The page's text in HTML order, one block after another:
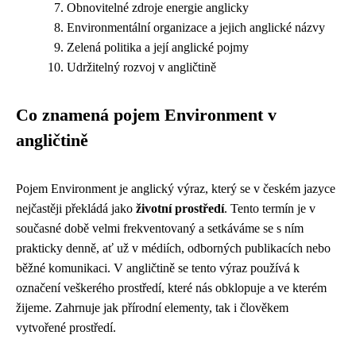
Obnovitelné zdroje energie anglicky
Environmentální organizace a jejich anglické názvy
Zelená politika a její anglické pojmy
Udržitelný rozvoj v angličtině
Co znamená pojem Environment v
angličtině
Pojem Environment je anglický výraz, který se v českém jazyce
nejčastěji překládá jako životní prostředí. Tento termín je v
současné době velmi frekventovaný a setkáváme se s ním
prakticky denně, ať už v médiích, odborných publikacích nebo
běžné komunikaci. V angličtině se tento výraz používá k
označení veškerého prostředí, které nás obklopuje a ve kterém
žijeme. Zahrnuje jak přírodní elementy, tak i člověkem
vytvořené prostředí.